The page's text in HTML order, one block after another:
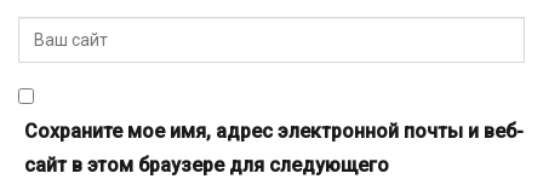
Сохраните мое имя, адрес электронной почты и веб-
сайт в этом браузере для следующего